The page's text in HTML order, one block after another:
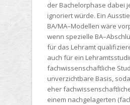
der Bachelorphase dabei
ignoriert würde. Ein
BA/MA–Modellen wäre
wenn spezielle
für das Lehramt
auch für ein
fachwissenschaftliche
unverzichtbare Basis,
eher
einem nachgelagerten